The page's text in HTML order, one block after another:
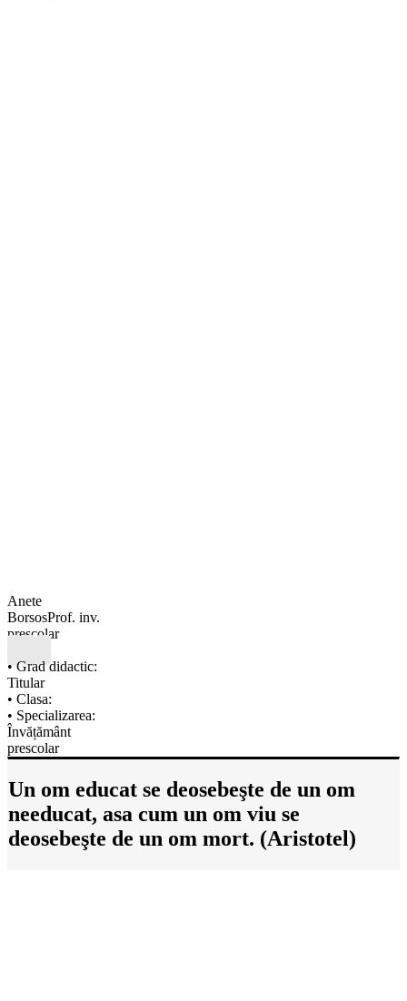
Anete
BorsosProf. inv.
prescolar
• Grad didactic:
Titular
• Clasa:
• Specializarea:
Învățământ
prescolar
Un om educat se deosebeşte de un om
needucat, asa cum un om viu se
deosebeşte de un om mort. (Aristotel)